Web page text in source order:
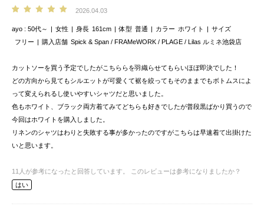
2026.04.03
ayo 50代～ 女性 身長 161cm 体型 普通 カラー ホワイト
サイズ
フリー
購入店舗 Spick & Span / FRAMeWORK / PLAGE / Lilas ルミネ池袋店
カットソーを買う予定でしたがこちららを羽織らせてもらいほぼ即決でした！
どの方向から見てもシルエットが可愛くて裾を絞ってもそのままでもボトムスによ
って変えられるし使いやすいシャツだと思いました。
色もホワイト、ブラック両方着てみてどちらも好きでしたが普段黒ばかり買うので
今回はホワイトを購入しました。
リネンのシャツはわりと失敗する事が多かったのですがこちらは早速着て出掛けた
いと思います。
11 人が参考になったと回答しています。
このレビューは参考になりましたか？
はい